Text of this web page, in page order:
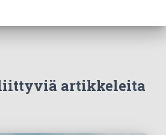
artikkeleita